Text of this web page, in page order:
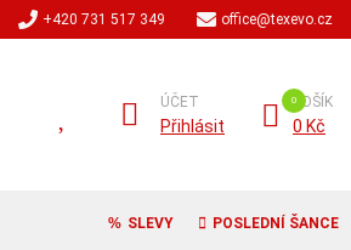
+420 731 517 349 office@texevo.cz
ÚČET
Přihlásit
KOŠÍK
0 Kč
SLEVY POSLEDNÍ ŠANCE